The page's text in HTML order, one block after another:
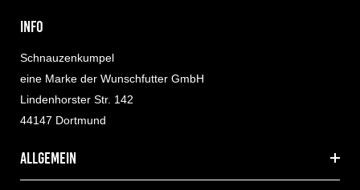
INFO
Schnauzenkumpel
eine Marke der Wunschfutter GmbH
Lindenhorster Str. 142
44147 Dortmund
allgemein